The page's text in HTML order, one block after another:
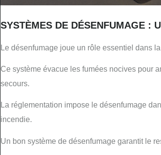
SYSTÈMES DE DÉSENFUMAGE :
Le désenfumage joue un rôle essentiel dans
Ce système évacue les fumées nocives pour
secours.
La réglementation impose le désenfumage
incendie.
Un bon système de désenfumage garantit le